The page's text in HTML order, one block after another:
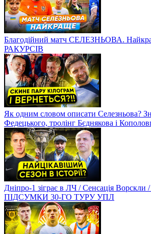
Благодійний матч СЕЛЕЗНЬОВА.
РАКУРСІВ
Як одним словом описати Селезньова?
Федецького, тролінг Бєднякова і
Дніпро-1 зіграє в ЛЧ / Сенсація
ПІДСУМКИ 30-ГО ТУРУ УПЛ